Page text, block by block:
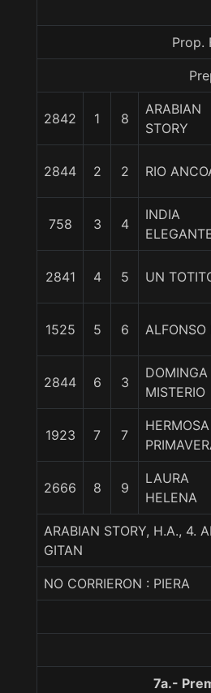
Prop.
2842 1 8
ARABIAN
STORY
2844 2 2 RIO
758 3 4
INDIA
2841 4 5 UN
1525 5 6 ALFONSO
2844 6 3
DOMINGA
MISTERIO
1923 7 7
HERMOSA
2666 8 9
LAURA
HELENA
ARABIAN STORY, H.A., 4.
GITAN
NO CORRIERON : PIERA
7a.-